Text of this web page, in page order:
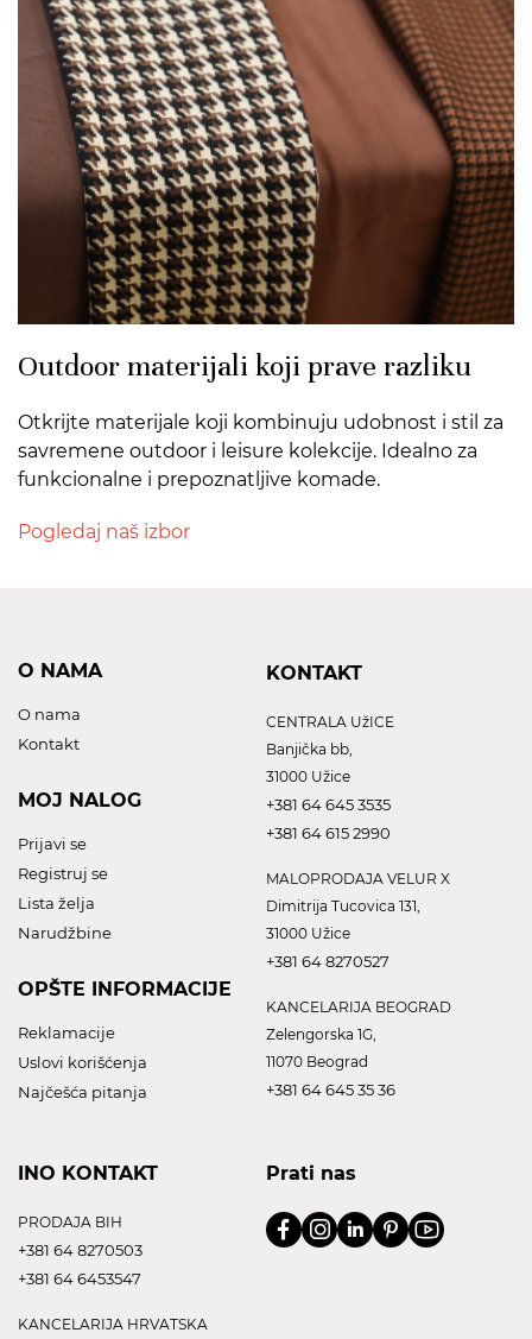
Outdoor materijali koji prave razliku
Otkrijte materijale koji kombinuju udobnost i stil za
savremene outdoor i leisure kolekcije. Idealno za
funkcionalne i prepoznatljive komade.
Pogledaj naš izbor
O NAMA
O nama
Kontakt
MOJ NALOG
Prijavi se
Registruj se
Lista želja
Narudžbine
OPŠTE INFORMACIJE
Reklamacije
Uslovi korišćenja
Najčešća pitanja
KONTAKT
CENTRALA UžICE
Banjička bb,
31000 Užice
+381 64 645 3535
+381 64 615 2990
MALOPRODAJA VELUR X
Dimitrija Tucovica 131,
31000 Užice
+381 64 8270527
KANCELARIJA BEOGRAD
Zelengorska 1G,
11070 Beograd
+381 64 645 35 36
INO KONTAKT
PRODAJA BIH
+381 64 8270503
+381 64 6453547
KANCELARIJA HRVATSKA
Prati nas